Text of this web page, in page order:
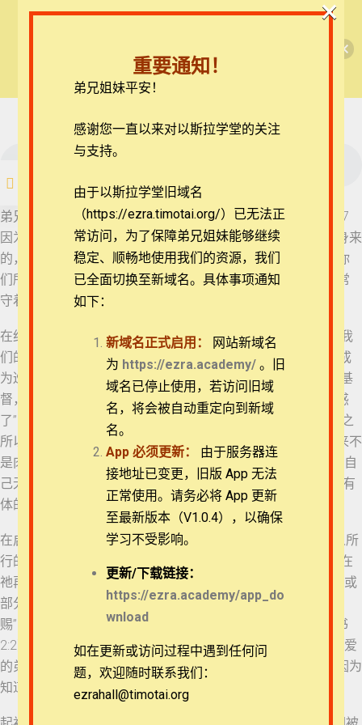
ezrahall@timotai.org
首页 每日读经/灵修 【西罗亚池灵修】约翰书信
约翰书信每日灵修
22 约翰一书 5:1-5
23 约翰一书 5:6-8
24 约翰一书 5:9-12
25 约翰一书 5:13
26 约翰一书 5:14-17
27 约翰一书 5:18-21
28 约翰二书 1-3
29 约翰二书 4-6
30 约翰二书 7-9
32 约翰三书 1-2
33 约翰三书 3-8
弟兄姐妹平安。我们今天一起来思想的经文是约翰二书7-9，7
因为世上有许多迷惑人的出来，他们不认耶稣基督是成了肉身来
的，这就是那迷惑人、敌基督的。 8 你们要小心，不要失去你
们所做的工，乃要得着满足的赏赐。 9 凡越过基督的教训不常
守着的，就没有神；常守这教训的，就有父又有子。
在约翰一书中，作者说敌基督的“从我们中间出去，却不是属我
们的”（约翰一书2:19），他们离开作者所在的信仰群体后，成
为巡游四方的假教师们，应验了主耶稣早已经预言的“因为假基
督，假先知将要起来，显神迹奇事，倘若能行，就把选民迷惑
了”（马可福音13:22）。他们“不认耶稣基督是成了肉身来的”之
所以威胁到依然是萌芽时期的教会，乃是在于若主第一次到来不
是肉身，信仰群体即使再“彼此相爱”直到地极，也与至圣的神自
己无关——信徒不是连于元首基督的身体，且不会盼望祂有形有
体的再来。
在启示录22:12，主说“看哪，我必快来！赏罚在我，要照各人所
行的报应他”。信徒在世上的得救不是终点，而是起点，最后在
祂再来之时论“工”行赏。听信敌基督的教导，会让信徒失去、或
部分失去所做之工、所结之果，得不着任何赏赐或“满足的赏
赐”，如使徒保罗说“惟恐我现在或是从前徒然奔跑”（加拉太书
2:2）。他在哥林多前书结尾的劝告至今仍旧掷地有声：“我亲爱
的弟兄们，你们务要坚固，不可摇动，常常竭力多做主工，因为
知道你们的劳苦，在主里面不是徒然的”。
退换政策
隐私策略
常见问题
APP下载
联系我们
关于我们
Copyright © 2022-2026 Timothy Training International,
重要通知！
弟兄姐妹平安！
感谢您一直以来对以斯拉学堂的关注
与支持。
由于以斯拉学堂旧域名
（https://ezra.timotai.org/）已无法正
常访问， 为了保障弟兄姐妹能够继续
稳定、顺畅地使用我们的资源，我们
已全面切换至新域名。具体事项通知
如下：
新域名正式启用：
网站新域名
为 https://ezra.academy/ 。旧
域名已停止使用，若访问旧域
名，将会被自动重定向到新域
名。
App必须更新：
由于服务器连
接地址已变更，旧版 App 无法
正常使用。请务必将 App 更新
至最新版本（V1.0.4），以确保
学习不受影响。
更新/下载链接：
https://ezra.academy/app_do
wnload
如在更新或访问过程中遇到任何问
题，欢迎随时联系我们：
ezrahall@timotai.org
×
查看课程